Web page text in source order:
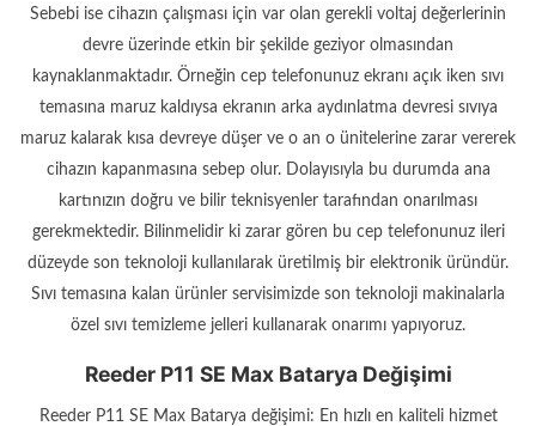
Sebebi ise cihazın çalışması için var olan gerekli voltaj değerlerinin
devre üzerinde etkin bir şekilde geziyor olmasından
kaynaklanmaktadır. Örneğin cep telefonunuz ekranı açık iken sıvı
temasına maruz kaldıysa ekranın arka aydınlatma devresi sıvıya
maruz kalarak kısa devreye düşer ve o an o ünitelerine zarar vererek
cihazın kapanmasına sebep olur. Dolayısıyla bu durumda ana
kartınızın doğru ve bilir teknisyenler tarafından onarılması
gerekmektedir. Bilinmelidir ki zarar gören bu cep telefonunuz ileri
düzeyde son teknoloji kullanılarak üretilmiş bir elektronik üründür.
Sıvı temasına kalan ürünler servisimizde son teknoloji makinalarla
özel sıvı temizleme jelleri kullanarak onarımı yapıyoruz.
Reeder P11 SE Max Batarya Değişimi
Reeder P11 SE Max Batarya değişimi: En hızlı en kaliteli hizmet